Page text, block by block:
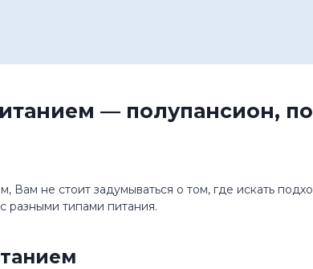
— полупансион,
Вам не стоит задумываться о том, где искать
разными типами питания.